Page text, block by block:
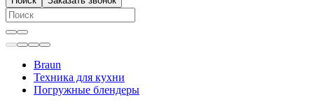
Braun
Техника для кухни
Погружные блендеры